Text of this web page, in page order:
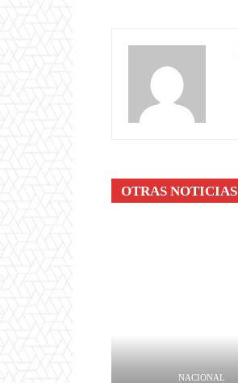
OTRAS NOTICIAS
NACIONAL